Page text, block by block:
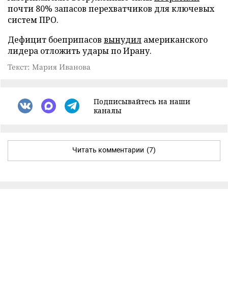
почти 80% запасов перехватчиков для ключевых
систем ПРО.
Дефицит боеприпасов вынудил американского
лидера отложить удары по Ирану.
Текст: Мария Иванова
Подписывайтесь на наши
каналы
Читать комментарии (7)